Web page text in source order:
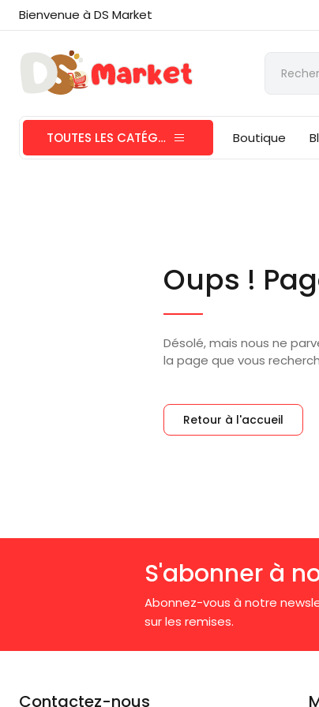
Bienvenue à DS Market
TOUTES LES CATÉGORIES Boutique
Oups !
Désolé, mais nous ne
la page que vous
Retour à l'accueil
S'abonner à
Abonnez-vous à notre
sur les remises.
Contactez-nous